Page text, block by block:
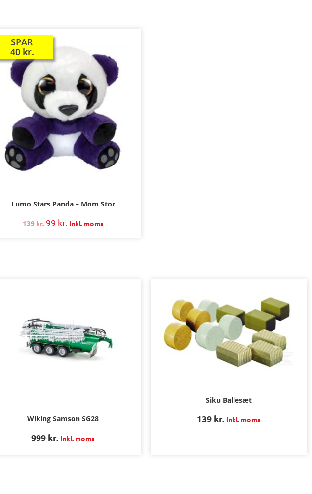
SPAR
40 kr.
TILBUD!
Lumo Stars Panda – Mom Stor
139kr. 99 kr. Inkl. moms
Wiking Samson SG28
999 kr. Inkl. moms
Siku Ballesæt
139 kr. Inkl. moms